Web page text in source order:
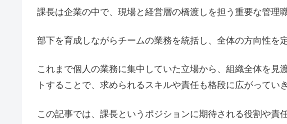
課長は企業の中で、現場と経営層の橋渡しを担う重要な管理職
部下を育成しながらチームの業務を統括し、全体の方向性を
これまで個人の業務に集中していた立場から、組織全体を見
トすることで、求められるスキルや責任も格段に広がっていき
この記事では、課長というポジションに期待される役割や責